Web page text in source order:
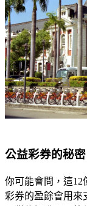
公益彩券的秘
你可能會問，這12
彩券的盈餘會用來